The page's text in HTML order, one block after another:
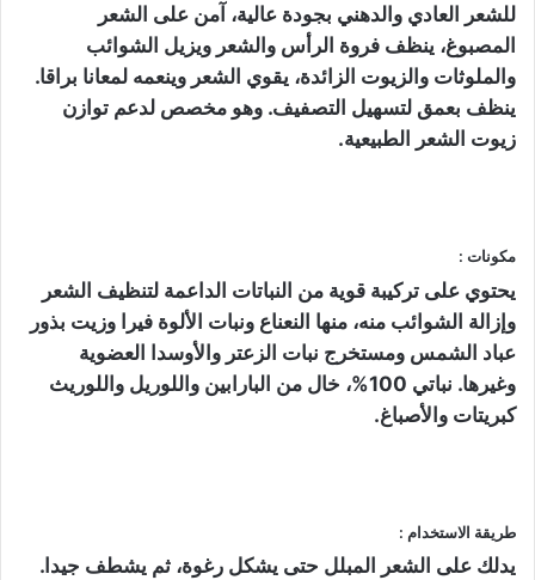
للشعر العادي والدهني بجودة عالية، آمن على الشعر
المصبوغ، ينظف فروة الرأس والشعر ويزيل الشوائب
والملوثات والزيوت الزائدة، يقوي الشعر وينعمه لمعانا براقا.
ينظف بعمق لتسهيل التصفيف. وهو مخصص لدعم توازن
زيوت الشعر الطبيعية.
مكونات :
يحتوي على تركيبة قوية من النباتات الداعمة لتنظيف الشعر
وإزالة الشوائب منه، منها النعناع ونبات الألوة فيرا وزيت بذور
عباد الشمس ومستخرج نبات الزعتر والأوسدا العضوية
وغيرها. نباتي 100%، خال من البارابين واللوريل واللوريث
كبريتات والأصباغ.
طريقة الاستخدام :
يدلك على الشعر المبلل حتى يشكل رغوة، ثم يشطف جيدا.